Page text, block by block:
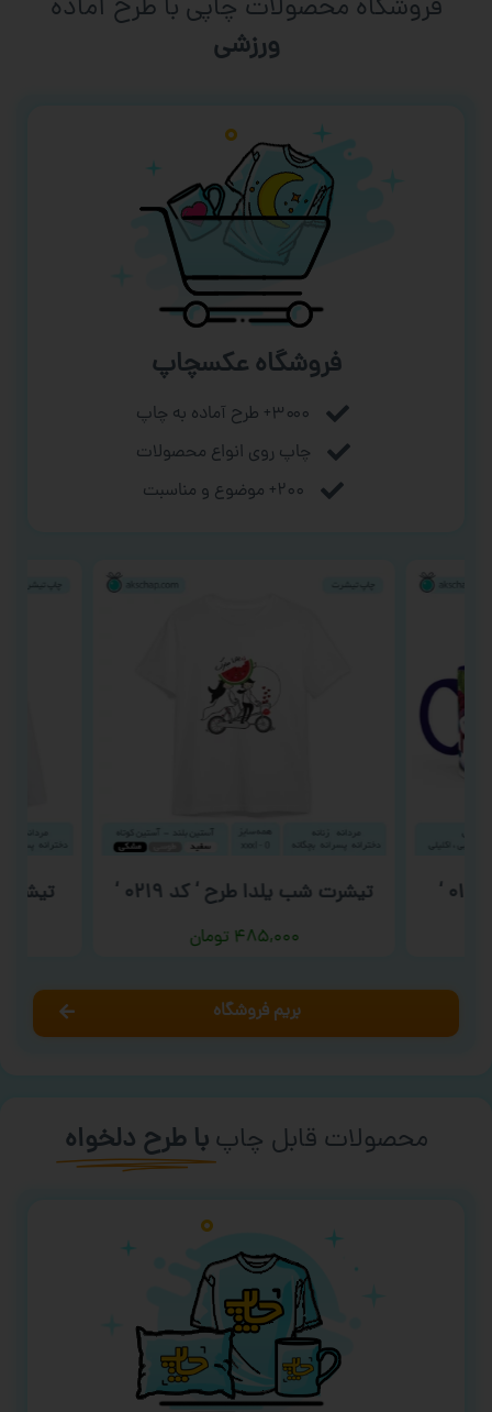
فروشگاه محصولات چاپی با طرح آماده
ورزشی
فروشگاه عکسچاپ
۳۰۰۰+ طرح آماده به چاپ
چاپ روی انواع محصولات
۲۰۰+ موضوع و مناسبت
تیشرت شب یلدا طرح ‘ کد ۰۲۱۹ ‘
۴۸۵,۰۰۰ تومان
تیشرت
بریم فروشگاه
محصولات قابل چاپ با طرح دلخواه